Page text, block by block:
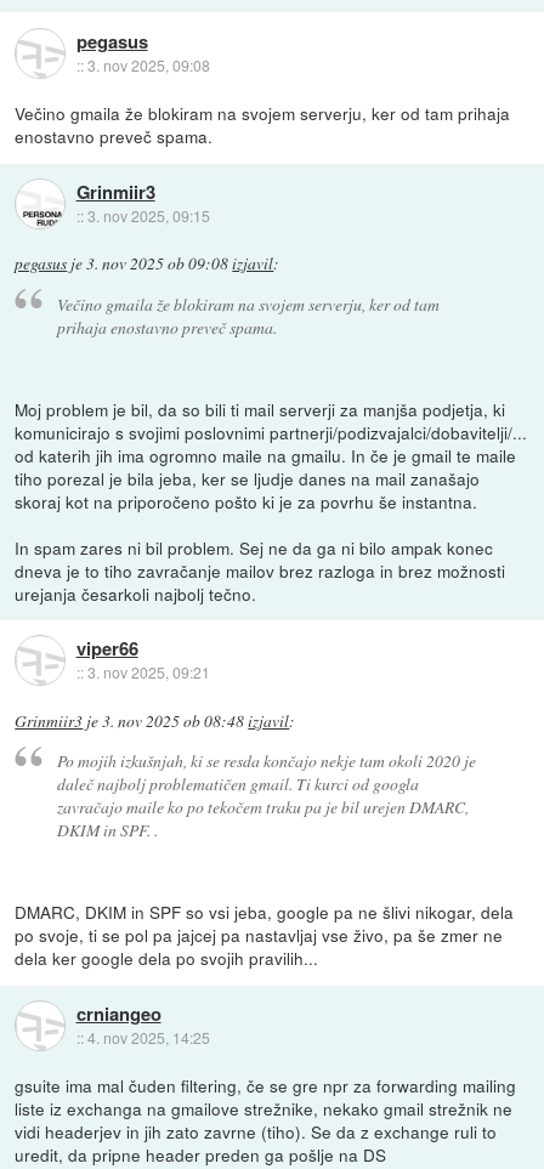
pegasus
::3. nov 2025, 09:08
Večino gmaila že blokiram na svojem serverju, ker od tam prihaja
enostavno preveč spama.
Grinmiir3
::3. nov 2025, 09:15
pegasus je3. nov 2025 ob 09:08izjavil:
Večino gmaila že blokiram na svojem serverju, ker od tam
prihaja enostavno preveč spama.
Moj problem je bil, da so bili ti mail serverji za manjša podjetja, ki
komunicirajo s svojimi poslovnimi partnerji/podizvajalci/dobavitelji/...
od katerih jih ima ogromno maile na gmailu. In če je gmail te maile
tiho porezal je bila jeba, ker se ljudje danes na mail zanašajo
skoraj kot na priporočeno pošto ki je za povrhu še instantna.
In spam zares ni bil problem. Sej ne da ga ni bilo ampak konec
dneva je to tiho zavračanje mailov brez razloga in brez možnosti
urejanja česarkoli najbolj tečno.
viper66
::3. nov 2025, 09:21
Grinmiir3 je3. nov 2025 ob 08:48izjavil:
Po mojih izkušnjah, ki se resda končajo nekje tam okoli 2020 je
daleč najbolj problematičen gmail. Ti kurci od googla
zavračajo maile ko po tekočem traku pa je bil urejen DMARC,
DKIM in SPF. .
DMARC, DKIM in SPF so vsi jeba, google pa ne šlivi nikogar, dela
po svoje, ti se pol pa jajcej pa nastavljaj vse živo, pa še zmer ne
dela ker google dela po svojih pravilih...
crniangeo
::4. nov 2025, 14:25
gsuite ima mal čuden filtering, če se gre npr za forwarding mailing
liste iz exchanga na gmailove strežnike, nekako gmail strežnik ne
vidi headerjev in jih zato zavrne (tiho). Se da z exchange ruli to
uredit, da pripne header preden ga pošlje na DS